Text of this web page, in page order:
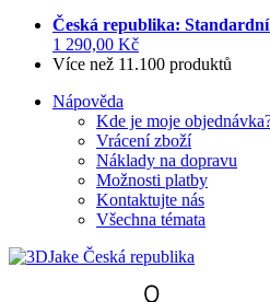
Česká republika:
1 290,00 Kč
Více než 11.100 produktů
Nápověda
Kde je moje
Vrácení zboží
Náklady na dopravu
Možnosti platby
Kontaktujte nás
Všechna témata